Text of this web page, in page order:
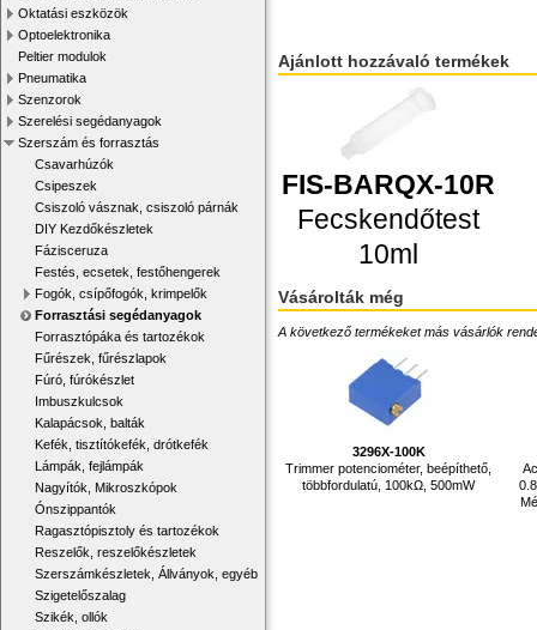
Oktatási eszközök
Optoelektronika
Peltier modulok
Pneumatika
Szenzorok
Szerelési segédanyagok
Szerszám és forrasztás
Csavarhúzók
Csipeszek
Csiszoló vásznak, csiszoló párnák
DIY Kezdőkészletek
Fázisceruza
Festés, ecsetek, festőhengerek
Fogók, csípőfogók, krimpelők
Forrasztási segédanyagok
Forrasztópáka és tartozékok
Fűrészek, fűrészlapok
Fúró, fúrókészlet
Imbuszkulcsok
Kalapácsok, balták
Kefék, tisztítókefék, drótkefék
Lámpák, fejlámpák
Nagyítók, Mikroszkópok
Ónszippantók
Ragasztópisztoly és tartozékok
Reszelők, reszelőkészletek
Szerszámkészletek, Állványok, egyéb
Szigetelőszalag
Szikék, ollók
Ajánlott hozzávaló termékek
FIS-BARQX-10R
Fecskendőtest
10ml
Vásárolták még
A következő termékeket más vásárlók
3296X-100K
Trimmer potenciométer, beépíthető,
többfordulatú, 100kΩ, 500mW